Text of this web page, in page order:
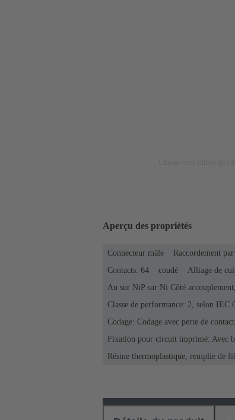
Aperçu des propriétés
Connecteur mâle Raccordement
Contacts: 64
coudé
Alliage de
Au sur NiP sur Ni Côté
Classe de performance: 2, selon IEC
Codage: Codage avec perte de
Fixation pour circuit imprimé: Avec
Résine thermoplastique, remplie de